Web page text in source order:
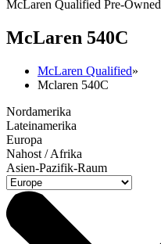
McLaren Qualified Pre-Owned
McLaren 540C
McLaren Qualified»
Mclaren 540C
Nordamerika
Lateinamerika
Europa
Nahost / Afrika
Asien-Pazifik-Raum